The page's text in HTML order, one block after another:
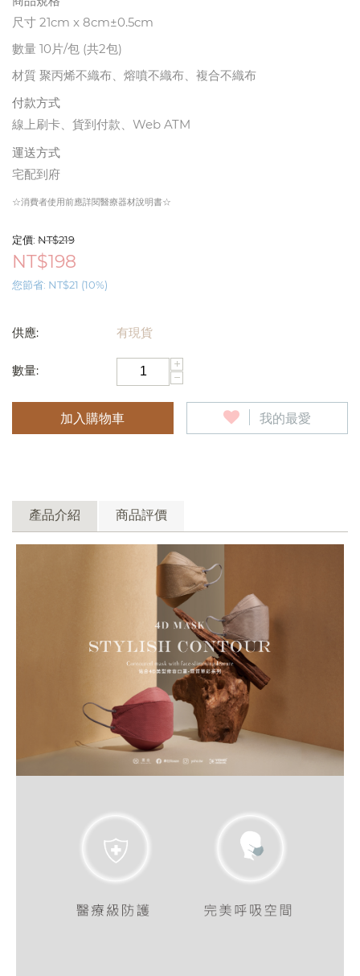
尺寸 21cm x 8cm±0.5cm
數量 10片/包 (共2包)
材質 聚丙烯不織布、熔噴不織布、複合不織布
付款方式
線上刷卡、貨到付款、Web ATM
運送方式
宅配到府
☆消費者使用前應詳閱醫療器材說明書☆
定價: NT$219
NT$198
您節省: NT$21 (10%)
供應: 有現貨
數量:
+
−
加入購物車 我的最愛
產品介紹 商品評價